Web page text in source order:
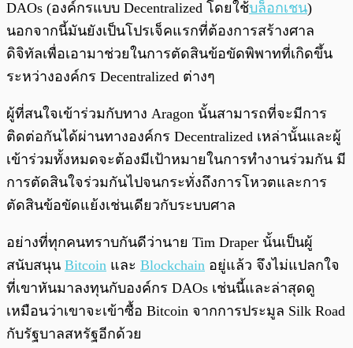
DAOs (องค์กรแบบ Decentralized โดยใช้บล็อกเชน)
นอกจากนี้มันยังเป็นโปรเจ็คแรกที่ต้องการสร้างศาล
ดิจิทัลเพื่อเอามาช่วยในการตัดสินข้อขัดพิพาทที่เกิดขึ้น
ระหว่างองค์กร Decentralized ต่างๆ
ผู้ที่สนใจเข้าร่วมกับทาง Aragon นั้นสามารถที่จะมีการ
ติดต่อกันได้ผ่านทางองค์กร Decentralized เหล่านั้นและผู้
เข้าร่วมทั้งหมดจะต้องมีเป้าหมายในการทำงานร่วมกัน มี
การตัดสินใจร่วมกันไปจนกระทั่งถึงการโหวตและการ
ตัดสินข้อขัดแย้งเช่นเดียวกับระบบศาล
อย่างที่ทุกคนทราบกันดีว่านาย Tim Draper นั้นเป็นผู้
สนับสนุน Bitcoin และ Blockchain อยู่แล้ว จึงไม่แปลกใจ
ที่เขาหันมาลงทุนกับองค์กร DAOs เช่นนี้และล่าสุดดู
เหมือนว่าเขาจะเข้าซื้อ Bitcoin จากการประมูล Silk Road
กับรัฐบาลสหรัฐอีกด้วย